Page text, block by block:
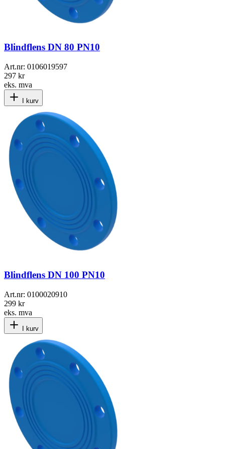
Blindflens DN 80 PN10
Art.nr: 0106019597
297 kr
eks. mva
I kurv
Blindflens DN 100 PN10
Art.nr: 0100020910
299 kr
eks. mva
I kurv